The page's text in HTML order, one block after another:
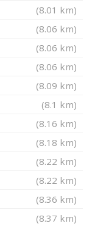
(8.01 km)
(8.06 km)
(8.06 km)
(8.06 km)
(8.09 km)
(8.1 km)
(8.16 km)
(8.18 km)
(8.22 km)
(8.22 km)
(8.36 km)
(8.37 km)